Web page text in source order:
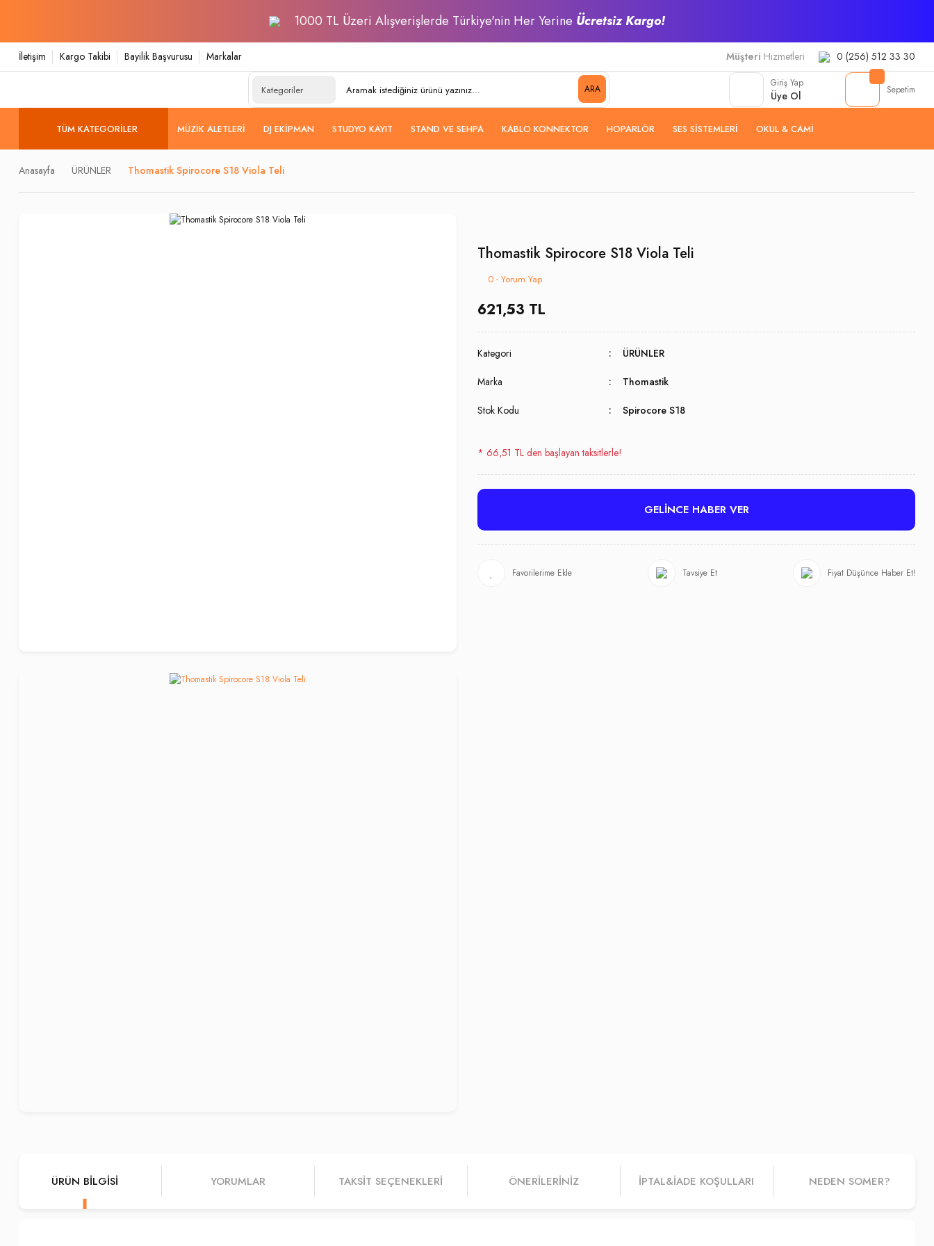
1000 TL Üzeri Alışverişlerde Türkiye'nin Her Yerine Ücretsiz Kargo!
İletişim Kargo Takibi Bayilik Başvurusu Markalar Müşteri Hizmetleri 0 (256) 512 33 30
ARA
Giriş Yap
Üye Ol Sepetim
TÜM KATEGORILER MÜZIK ALETLERI DJ EKIPMAN STUDYO KAYIT STAND VE SEHPA KABLO KONNEKTOR HOPARLÖR SES SISTEMLERI OKUL & CAMI
Anasayfa ÜRÜNLER Thomastik Spirocore S18 Viola Teli
Thomastik Spirocore S18 Viola Teli
0 - Yorum Yap
621,53 TL
Kategori ÜRÜNLER
Marka Thomastik
Stok Kodu Spirocore S18
* 66,51 TL den başlayan taksitlerle!
GELİNCE HABER VER
Tavsiye Et Fiyat Düşünce Haber Et!
ÜRÜN BILGISI YORUMLAR TAKSIT SEÇENEKLERI ÖNERILERINIZ İPTAL&IADE KOŞULLARI NEDEN SOMER?